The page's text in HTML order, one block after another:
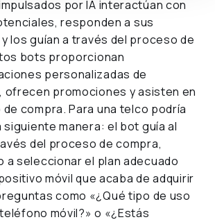
por IA interactúan con
responden a sus
los guían a través del proceso de
bots proporcionan
personalizadas de
ofrecen promociones y asisten en
compra. Para una telco podría
siguiente manera: el bot guía al
del proceso de compra,
a seleccionar el plan adecuado
móvil que acaba de adquirir
como «¿Qué tipo de uso
móvil?» o «¿Estás